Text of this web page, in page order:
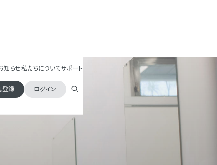
知らせ私たちについてサポート
登録 ログイン